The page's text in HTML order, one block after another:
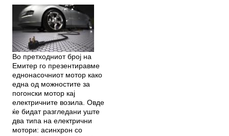
Во претходниот број на
Емитер го презентиравме
еднонасочниот мотор како
една од можностите за
погонски мотор кај
електричните возила. Овде
ќе бидат разгледани уште
два типа на електрични
мотори: асинхрон со